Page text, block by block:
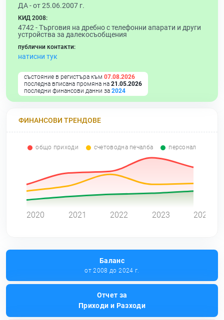
ДА - от 25.06.2007 г.
КИД 2008:
4742 -Търговия на дребно с телефонни апарати и други
устройства за далекосъобщения
публични контакти:
натисни тук
състояние в регистъра към 07.08.2026
последна вписана промяна на 21.05.2026
последни финансови данни за 2024
ФИНАНСОВИ ТРЕНДОВЕ
общо приходи счетоводна печалба персонал
2020 2021 2022 2023 2024
Баланс
от 2008 до 2024 г.
Отчет за
Приходи и Разходи